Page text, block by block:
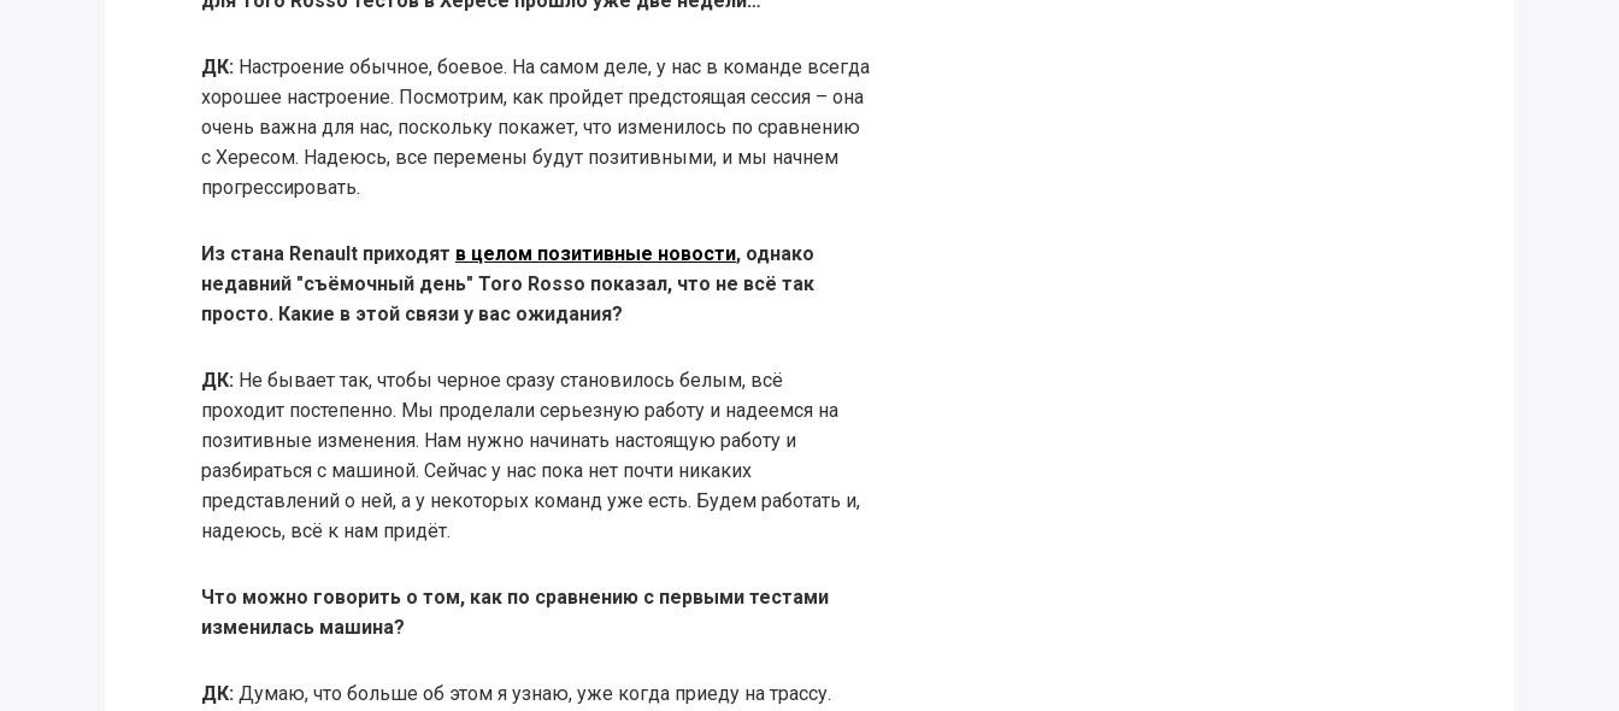
ДК:Настроение обычное, боевое. На самом деле, у нас в команде всегда
хорошее настроение. Посмотрим, как пройдет предстоящая сессия – она
очень важна для нас, поскольку покажет, что изменилось по сравнению
с Хересом. Надеюсь, все перемены будут позитивными, и мы начнем
прогрессировать.
Из стана Renault приходят в целом позитивные новости, однако
недавний "съёмочный день" Toro Rosso показал, что не всё так
просто. Какие в этой связи у вас ожидания?
ДК:Не бывает так, чтобы черное сразу становилось белым, всё
проходит постепенно. Мы проделали серьезную работу и надеемся на
позитивные изменения. Нам нужно начинать настоящую работу и
разбираться с машиной. Сейчас у нас пока нет почти никаких
представлений о ней, а у некоторых команд уже есть. Будем работать и,
надеюсь, всё к нам придёт.
Что можно говорить о том, как по сравнению с первыми тестами
изменилась машина?
ДК:Думаю, что больше об этом я узнаю, уже когда приеду на трассу.